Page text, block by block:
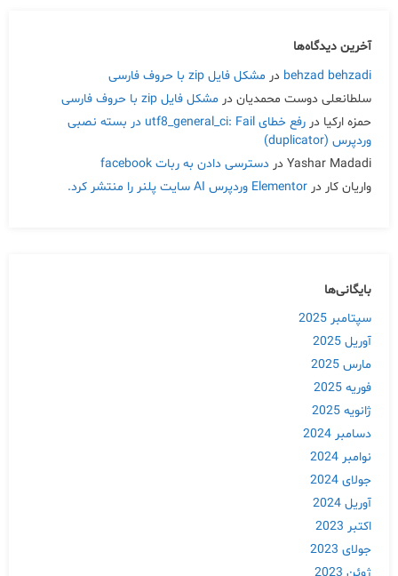
آخرین دیدگاه‌ها
behzad behzadi در مشکل فایل zip با حروف فارسی
سلطانعلی دوست محمدیان در مشکل فایل zip با حروف فارسی
حمزه ارکیا در
رفع خطای utf8_general_ci: Fail در بسته نصبی
وردپرس (duplicator)
Yashar Madadi در دسترسی دادن به ربات facebook
واریان کار در Elementor وردپرس AI سایت پلنر را منتشر کرد.
بایگانی‌ها
سپتامبر 2025
آوریل 2025
مارس 2025
فوریه 2025
ژانویه 2025
دسامبر 2024
نوامبر 2024
جولای 2024
آوریل 2024
اکتبر 2023
جولای 2023